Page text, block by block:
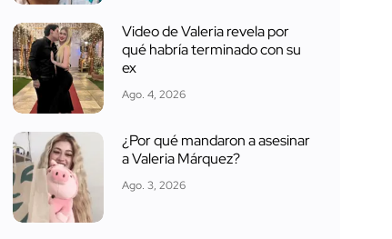
Video de Valeria revela por
qué habría terminado con su
ex
Ago. 4, 2026
¿Por qué mandaron a asesinar
a Valeria Márquez?
Ago. 3, 2026